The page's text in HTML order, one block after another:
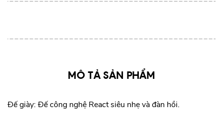
MÔ TẢ SẢN PHẨM
Đế giày: Đế công nghệ React siêu nhẹ và đàn hồi.